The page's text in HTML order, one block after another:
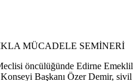
öncülüğünde Edirne
Başkanı Özer Demir,